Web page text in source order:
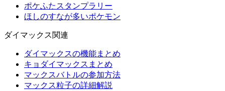
ポケふたスタンプラリー
ほしのすなが多いポケモン
ダイマックス関連
ダイマックスの機能まとめ
キョダイマックスまとめ
マックスバトルの参加方法
マックス粒子の詳細解説